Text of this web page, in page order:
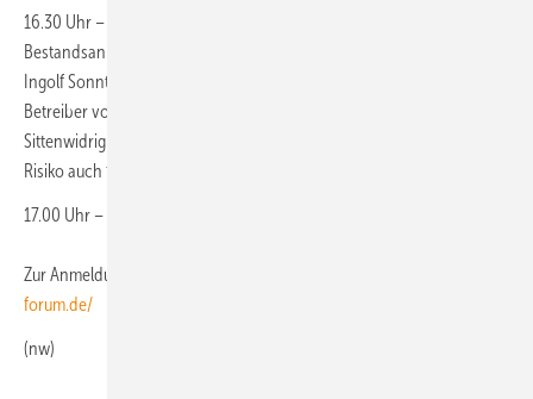
16.30 Uhr – Sittenwidrige Nutzungsverträge – eine Gefahr für
Bestandsanlagen?
Ingolf Sonntag, Maslaton Rechtsanwaltsgesellschaft
Betreiber von WEA sehen sich zunehmend mit dem Vorwurf der
Sittenwidrigkeit des Nutzungsentgelts für Altverträge konfrontiert – ein
Risiko auch für die PV-Branche?
17.00 Uhr – Schlusswort und Verabschiedung
Zur Anmeldung unter
forum.de/
(nw)